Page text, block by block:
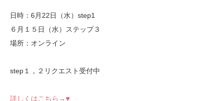
日時：6月22日（水）step1
６月１５日（水）ステップ３
場所：オンライン
step１，２リクエスト受付中
詳しくはこちら→♥